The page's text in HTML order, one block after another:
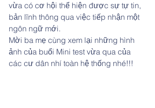
vừa có cơ hội thể hiện được sự tự tin,
bản lĩnh thông qua việc tiếp nhận một
ngôn ngữ mới.
Mời ba mẹ cùng xem lại những hình
ảnh của buổi Mini test vừa qua của
các cư dân nhí toàn hệ thống nhé!!!